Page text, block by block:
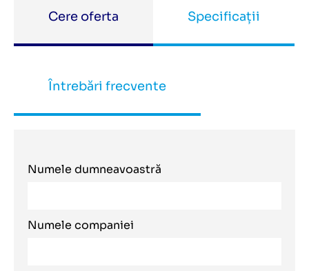
Cere oferta Specificații
Întrebări frecvente
Numele dumneavoastră
Numele companiei